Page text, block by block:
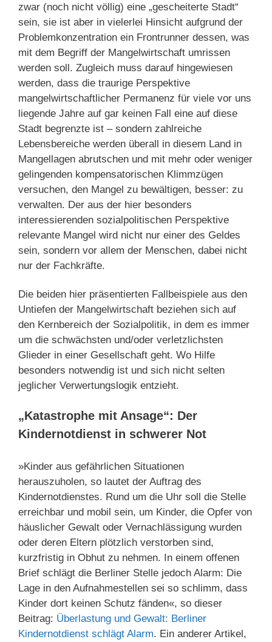
zwar (noch nicht völlig) eine „gescheiterte Stadt“
sein, sie ist aber in vielerlei Hinsicht aufgrund der
Problemkonzentration ein Frontrunner dessen, was
mit dem Begriff der Mangelwirtschaft umrissen
werden soll. Zugleich muss darauf hingewiesen
werden, dass die traurige Perspektive
mangelwirtschaftlicher Permanenz für viele vor uns
liegende Jahre auf gar keinen Fall eine auf diese
Stadt begrenzte ist – sondern zahlreiche
Lebensbereiche werden überall in diesem Land in
Mangellagen abrutschen und mit mehr oder weniger
gelingenden kompensatorischen Klimmzügen
versuchen, den Mangel zu bewältigen, besser: zu
verwalten. Der aus der hier besonders
interessierenden sozialpolitischen Perspektive
relevante Mangel wird nicht nur einer des Geldes
sein, sondern vor allem der Menschen, dabei nicht
nur der Fachkräfte.
Die beiden hier präsentierten Fallbeispiele aus den
Untiefen der Mangelwirtschaft beziehen sich auf
den Kernbereich der Sozialpolitik, in dem es immer
um die schwächsten und/oder verletzlichsten
Glieder in einer Gesellschaft geht. Wo Hilfe
besonders notwendig ist und sich nicht selten
jeglicher Verwertungslogik entzieht.
„Katastrophe mit Ansage“: Der
Kindernotdienst in schwerer Not
»Kinder aus gefährlichen Situationen
herauszuholen, so lautet der Auftrag des
Kindernotdienstes. Rund um die Uhr soll die Stelle
erreichbar und mobil sein, um Kinder, die Opfer von
häuslicher Gewalt oder Vernachlässigung wurden
oder deren Eltern plötzlich verstorben sind,
kurzfristig in Obhut zu nehmen. In einem offenen
Brief schlägt die Berliner Stelle jedoch Alarm: Die
Lage in den Aufnahmestellen sei so schlimm, dass
Kinder dort keinen Schutz fänden«, so dieser
Beitrag: Überlastung und Gewalt: Berliner
Kindernotdienst schlägt Alarm. Ein anderer Artikel,